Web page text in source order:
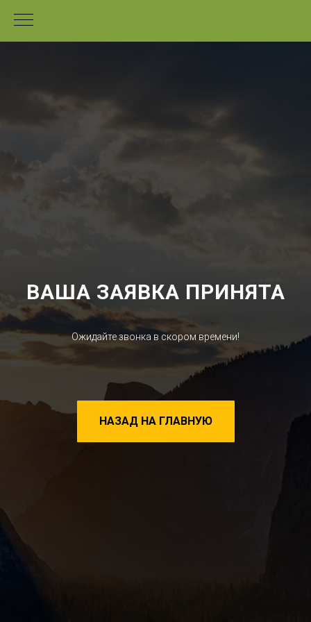
ВАША ЗАЯВКА ПРИНЯТА
Ожидайте звонка в скором времени!
НАЗАД НА ГЛАВНУЮ